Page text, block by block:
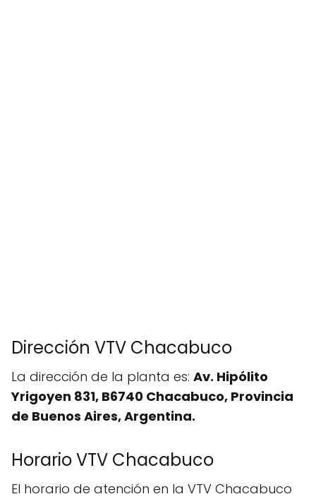
Dirección VTV Chacabuco
La dirección de la planta es: Av. Hipólito
Yrigoyen 831, B6740 Chacabuco, Provincia
de Buenos Aires, Argentina.
Horario VTV Chacabuco
El horario de atención en la VTV Chacabuco